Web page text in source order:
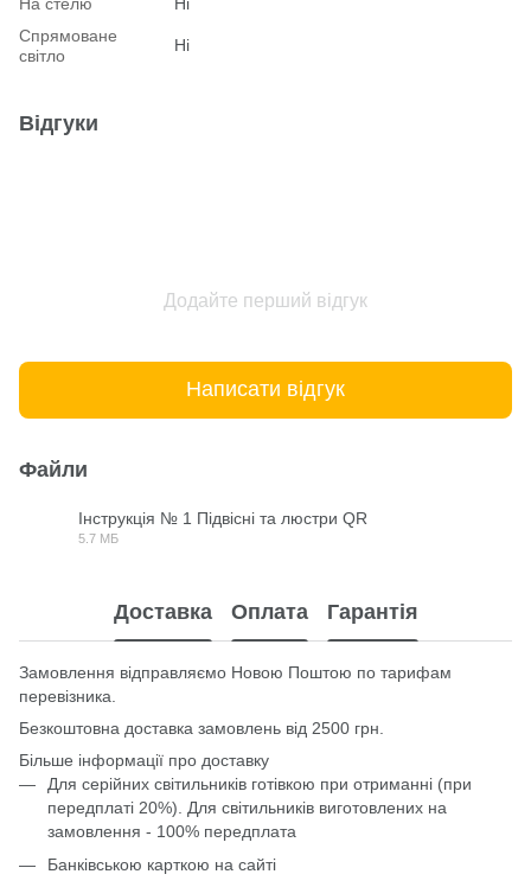
Спрямоване
світло
Ні
Відгуки
Додайте перший відгук
Написати відгук
Файли
Інструкція № 1 Підвісні та люстри QR
5.7 МБ
Доставка Оплата Гарантія
Замовлення відправляємо Новою Поштою по тарифам
перевізника.
Безкоштовна доставка замовлень від 2500 грн.
Більше інформації про доставку
Для серійних світильників готівкою при отриманні (при
передплаті 20%). Для світильників виготовлених на
замовлення - 100% передплата
Банківською карткою на сайті